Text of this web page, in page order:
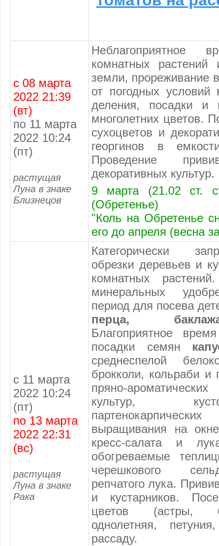
с 08 марта
2022 21:39
(вт)
по 11 марта
2022 10:24
(пт)
растущая
Луна в знаке
Близнецов
Неблагоприятное
комнатных
земли, прореживание
от погодных
деления, посадки и
многолетних цветов.
сухоцветов и
георгинов в
Проведение
декоративных культур.
9 марта (21.02 ст.
(Обретенье)
"Коль на Обретенье
его до апреля (весна
с 11 марта
2022 10:24
(пт)
по 13 марта
2022 22:31
(вс)
растущая
Луна в знаке
Рака
Категорически
обрезки деревьев и
комнатных
минеральных
период для посева
перца,
Благоприятное
посадки семян
среднеспелой
брокколи, кольраби и
пряно-
культур,
выращивания на
кресс-салата и
обогреваемые
черешкового
репчатого лука.
и кустарников.
цветов (астры,
однолетняя,
рассаду.